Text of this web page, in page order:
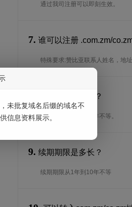
通过我司注册可以即刻生效。
7. 谁可以注册 .com.zm/
特殊要求:赞比亚联系人姓名，地
注册期限是多长？
注册期限从1年到10年不等。
9. 续期期限是多长？
续期期限从1年到10年不等
未批复域名后缀的域名不
信息资料展示。